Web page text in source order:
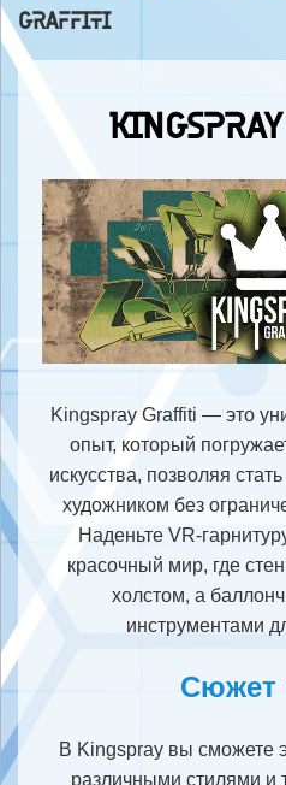
GRAFFITI
Kingspray Graffiti — это
опыт, который
искусства, позволяя
художником без
Наденьте VR-
красочный мир, где
холстом, а
инструментами
Сюжет
В Kingspray вы сможете
различными стилями и